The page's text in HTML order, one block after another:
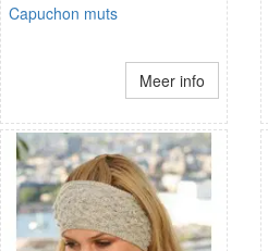
Capuchon muts
Meer info